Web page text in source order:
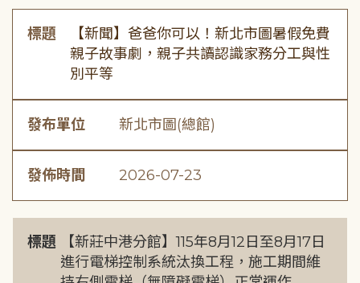
標題
【新聞】爸爸你可以！新北市圖暑假免費
親子故事劇，親子共讀認識家務分工與性
別平等
發布單位 新北市圖(總館)
發佈時間 2026-07-23
標題
【新莊中港分館】115年8月12日至8月17日
進行電梯控制系統汰換工程，施工期間維